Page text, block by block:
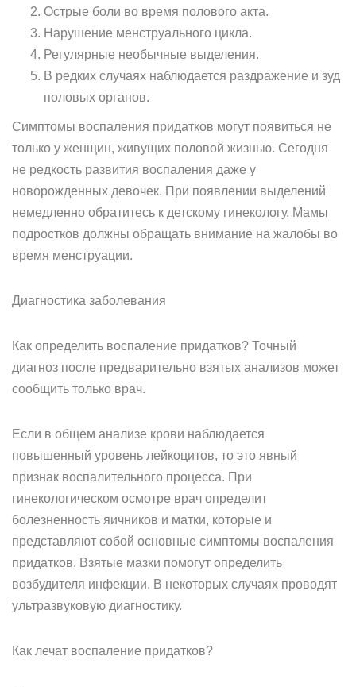
Острые боли во время полового акта.
Нарушение менструального цикла.
Регулярные необычные выделения.
В редких случаях наблюдается раздражение и зуд
половых органов.
Симптомы воспаления придатков могут появиться не
только у женщин, живущих половой жизнью. Сегодня
не редкость развития воспаления даже у
новорожденных девочек. При появлении выделений
немедленно обратитесь к детскому гинекологу. Мамы
подростков должны обращать внимание на жалобы во
время менструации.
Диагностика заболевания
Как определить воспаление придатков? Точный
диагноз после предварительно взятых анализов может
сообщить только врач.
Если в общем анализе крови наблюдается
повышенный уровень лейкоцитов, то это явный
признак воспалительного процесса. При
гинекологическом осмотре врач определит
болезненность яичников и матки, которые и
представляют собой основные симптомы воспаления
придатков. Взятые мазки помогут определить
возбудителя инфекции. В некоторых случаях проводят
ультразвуковую диагностику.
Как лечат воспаление придатков?